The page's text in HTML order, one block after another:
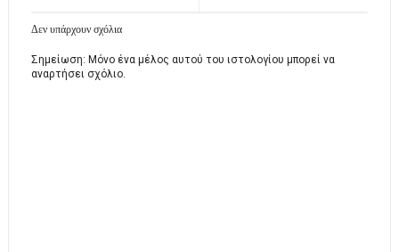
Δεν υπάρχουν σχόλια
Σημείωση: Μόνο ένα μέλος αυτού του ιστολογίου μπορεί να
αναρτήσει σχόλιο.